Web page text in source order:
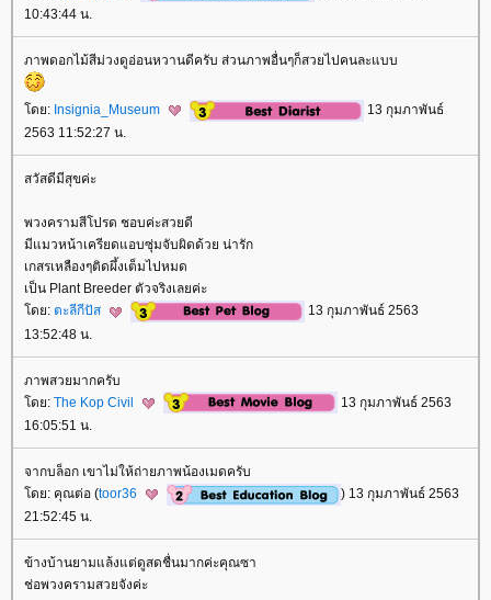
10:43:44 น.
ภาพดอกไม้สีม่วงดูอ่อนหวานดีครับ ส่วนภาพอื่นๆก็สวยไปคนละแบบ
ดย: Insignia_Museum
13 กุมภาพันธ์
2563 11:52:27 น.
สวัสดีมีสุขค่ะ
พวงครามสีโปรด ชอบค่ะสวยดี
มีแมวหน้าเครียดแอบซุ่มจับผิดด้วย น่ารัก
เกสรเหลืองๆติดผึ้งเต็มไปหมด
เป็น Plant Breeder ตัวจริงเลยค่ะ
ดย: ตะลีกีปัส
13 กุมภาพันธ์ 2563
13:52:48 น.
ภาพสวยมากครับ
ดย: The Kop Civil
13 กุมภาพันธ์ 2563
16:05:51 น.
จากบล็อก เขาไม่ให้ถ่ายภาพน้องเมดครับ
ดย: คุณต่อ (toor36
) 13 กุมภาพันธ์ 2563
21:52:45 น.
ข้างบ้านยามแล้งแต่ดูสดชื่นมากค่ะคุณซา
ช่อพวงครามสวยจังค่ะ